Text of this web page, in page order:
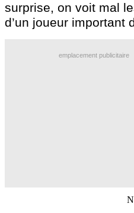
surprise, on voit mal
d’un joueur important
emplacement publicitaire